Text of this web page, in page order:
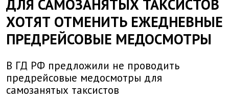
ДЛЯ САМОЗАНЯТЫХ ТАКСИСТОВ
ХОТЯТ ОТМЕНИТЬ ЕЖЕДНЕВНЫЕ
ПРЕДРЕЙСОВЫЕ МЕДОСМОТРЫ
В ГД РФ предложили не проводить
предрейсовые медосмотры для
самозанятых таксистов